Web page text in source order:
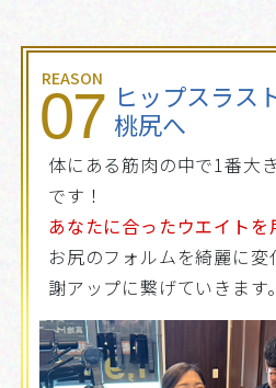
REASON
07 ヒップスラス
桃尻へ
体にある筋肉の中で1番大
です！
あなたに合ったウエイトを
お尻のフォルムを綺麗に
謝アップに繋げていきます。